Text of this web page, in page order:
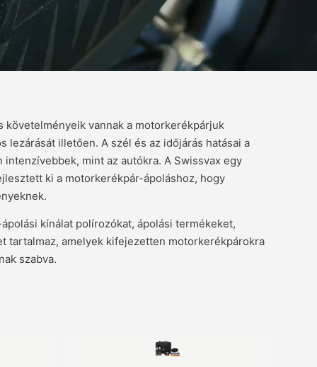
követelményeik vannak a motorkerékpárjuk
lezárását illetően. A szél és az időjárás hatásai a
mint az autókra. A Swissvax egy
ki a motorkerékpár-ápoláshoz, hogy
kínálat polírozókat, ápolási termékeket,
tartalmaz, amelyek kifejezetten motorkerékpárokra
szabva.